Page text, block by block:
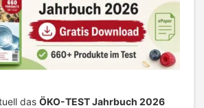
das ÖKO-TEST Jahrbuch 2026